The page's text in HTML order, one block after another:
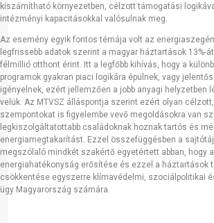
kiszámítható környezetben, célzott támogatási
intézményi kapacitásokkal valósulnak meg.
Az esemény egyik fontos témája volt az
legfrissebb adatok szerint a magyar háztartások 13%-
félmillió otthont érint. Itt a legfőbb kihívás, hogy a
programok gyakran piaci logikára épülnek, vagy
igényelnek, ezért jellemzően a jobb anyagi helyzetben
velük. Az MTVSZ álláspontja szerint ezért olyan
szempontokat is figyelembe vevő megoldásokra van
legkiszolgáltatottabb családoknak hoznak tartós és
energiamegtakarítást. Ezzel összefüggésben a
megszólaló mindkét szakértő egyetértett abban, hogy
energiahatékonyság erősítése és ezzel a háztartások
csökkentése egyszerre klímavédelmi, szociálpolitikai
ügy Magyarország számára.